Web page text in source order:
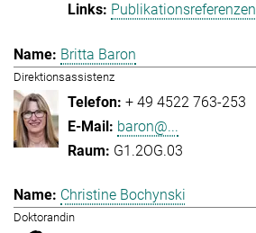
Publikationsreferenzen
Britta Baron
Direktionsassistenz
+ 49 4522 763-253
baron@...
G1.2OG.03
Christine Bochynski
Doktorandin